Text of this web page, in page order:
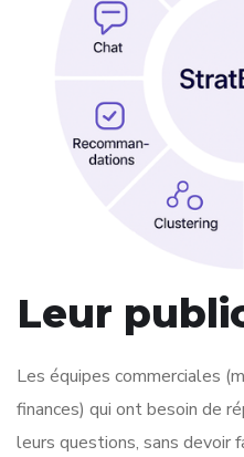
Leur
Les équipes commerciales
finances) qui ont besoin de
leurs questions, sans devoir